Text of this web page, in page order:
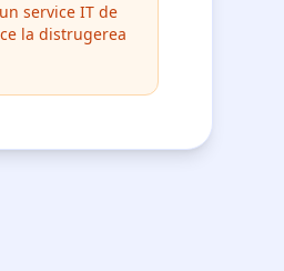
service IT de
la distrugerea